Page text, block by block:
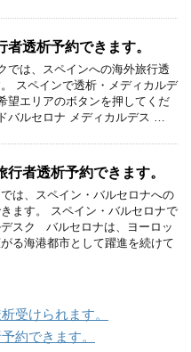
者透析予約できます。
では、スペインへの海外旅行透
スペインで透析・メディカルデ
望エリアのボタンを押してくだ
バルセロナ メディカルデス …
行者透析予約できます。
は、スペイン・バルセロナへの
ます。 スペイン・バルセロナで
スク バルセロナは、ヨーロッ
る海港都市として躍進を続けて
受けられます。
約できます。